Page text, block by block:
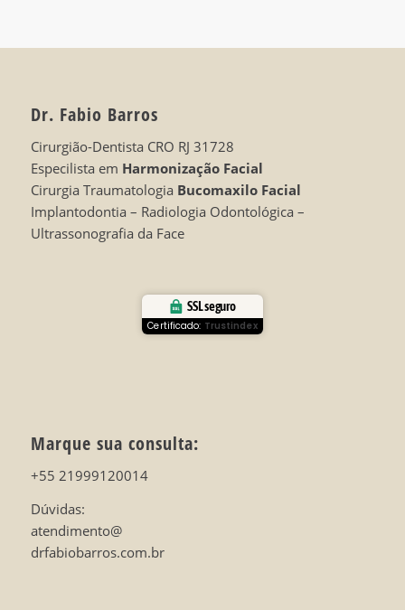
Dr. Fabio Barros
Cirurgião-Dentista CRO RJ 31728
Especilista em Harmonização Facial
Cirurgia Traumatologia Bucomaxilo Facial
Implantodontia – Radiologia Odontológica –
Ultrassonografia da Face
SSL seguro
Certificado: Trustindex
Marque sua consulta:
+55 21999120014
Dúvidas:
atendimento@
drfabiobarros.com.br